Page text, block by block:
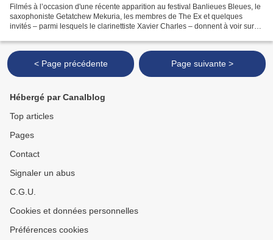
Filmés à l’occasion d'une récente apparition au festival Banlieues Bleues, le
saxophoniste Getatchew Mekuria, les membres de The Ex et quelques
invités – parmi lesquels le clarinettiste Xavier Charles – donnent à voir sur
< Page précédente Page suivante >
Hébergé par Canalblog
Top articles
Pages
Contact
Signaler un abus
C.G.U.
Cookies et données personnelles
Préférences cookies